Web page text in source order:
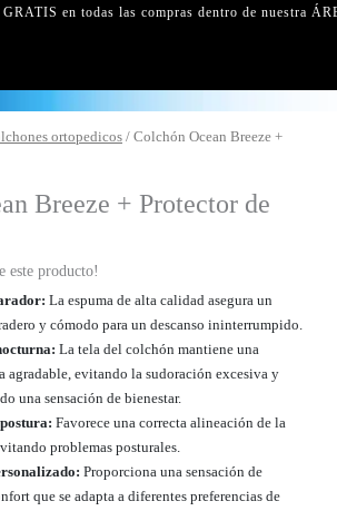
en todas las compras dentro de nuestra
ortopedicos / Colchón Ocean Breeze +
Breeze + Protector de
este producto!
La espuma de alta calidad asegura un
y cómodo para un descanso ininterrumpido.
La tela del colchón mantiene una
agradable, evitando la sudoración excesiva y
una sensación de bienestar.
Favorece una correcta alineación de la
problemas posturales.
Proporciona una sensación de
que se adapta a diferentes preferencias de